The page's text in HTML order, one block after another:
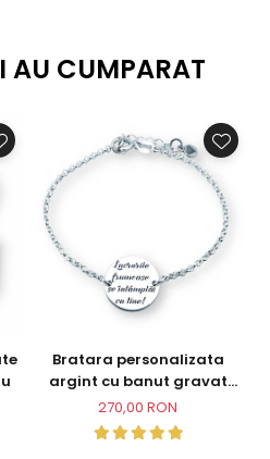
AU CUMPARAT
Bratara personalizata
argint cu banut gravat
Mesaje
270,00 RON